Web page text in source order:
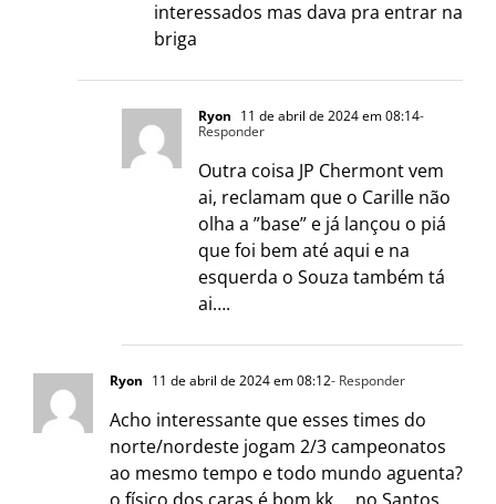
interessados mas dava pra entrar na
briga
Ryon 11 de abril de 2024 em 08:14-
Responder
Outra coisa JP Chermont vem
ai, reclamam que o Carille não
olha a ”base” e já lançou o piá
que foi bem até aqui e na
esquerda o Souza também tá
ai….
Ryon 11 de abril de 2024 em 08:12- Responder
Acho interessante que esses times do
norte/nordeste jogam 2/3 campeonatos
ao mesmo tempo e todo mundo aguenta?